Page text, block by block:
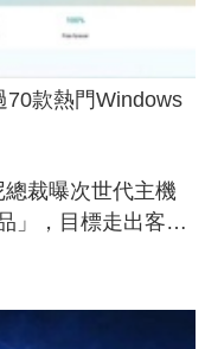
70款熱門Windows
裁曝次世代主機
」，目標走出客